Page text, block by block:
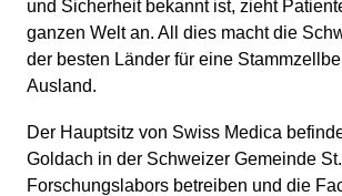
und Sicherheit bekannt ist, zieht
ganzen Welt an. All dies macht die
der besten Länder für eine
Ausland.
Der Hauptsitz von Swiss Medica
Goldach in der Schweizer Gemeinde
Forschungslabors betreiben und die